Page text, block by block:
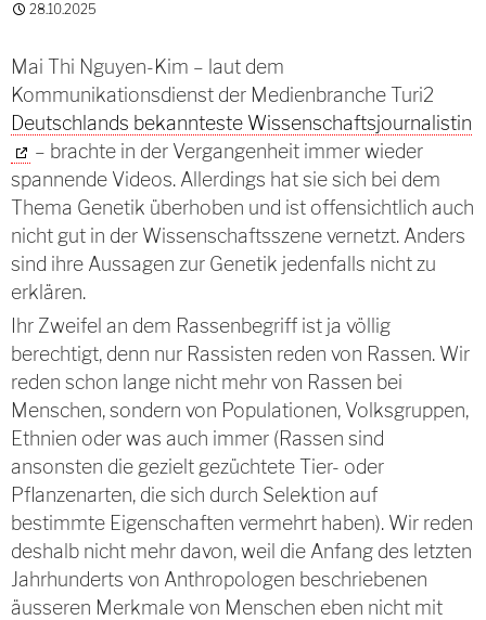
28.10.2025
Mai Thi Nguyen-Kim – laut dem
Kommunikationsdienst der Medienbranche Turi2
Deutschlands bekannteste Wissenschaftsjournalistin
– brachte in der Vergangenheit immer wieder
spannende Videos. Allerdings hat sie sich bei dem
Thema Genetik überhoben und ist offensichtlich auch
nicht gut in der Wissenschaftsszene vernetzt. Anders
sind ihre Aussagen zur Genetik jedenfalls nicht zu
erklären.
Ihr Zweifel an dem Rassenbegriff ist ja völlig
berechtigt, denn nur Rassisten reden von Rassen. Wir
reden schon lange nicht mehr von Rassen bei
Menschen, sondern von Populationen, Volksgruppen,
Ethnien oder was auch immer (Rassen sind
ansonsten die gezielt gezüchtete Tier- oder
Pflanzenarten, die sich durch Selektion auf
bestimmte Eigenschaften vermehrt haben). Wir reden
deshalb nicht mehr davon, weil die Anfang des letzten
Jahrhunderts von Anthropologen beschriebenen
äusseren Merkmale von Menschen eben nicht mit